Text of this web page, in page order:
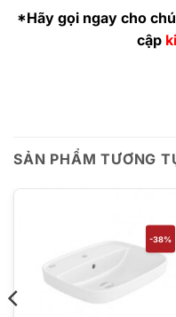
*Hãy gọi ngay cho
cập
SẢN PHẨM TƯƠNG
-38%